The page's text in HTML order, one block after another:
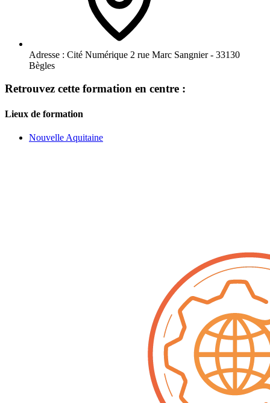
Adresse : Cité Numérique 2 rue Marc Sangnier - 33130
Bègles
Retrouvez cette formation en centre :
Lieux de formation
Nouvelle Aquitaine